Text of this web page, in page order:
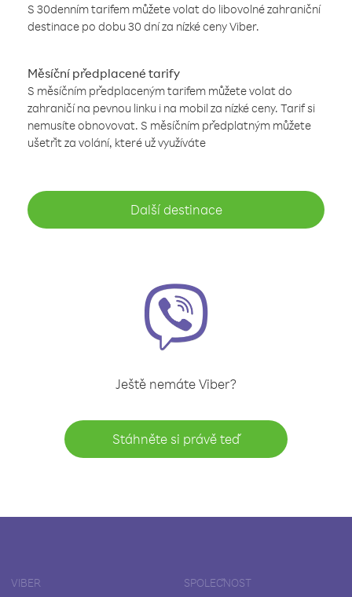
S 30denním tarifem můžete volat do libovolné zahraniční
destinace po dobu 30 dní za nízké ceny Viber.
Měsíční předplacené tarify
S měsíčním předplaceným tarifem můžete volat do
zahraničí na pevnou linku i na mobil za nízké ceny. Tarif si
nemusíte obnovovat. S měsíčním předplatným můžete
ušetřit za volání, které už využíváte
Další destinace
Ještě nemáte Viber?
Stáhněte si právě teď
VIBER SPOLEČNOST